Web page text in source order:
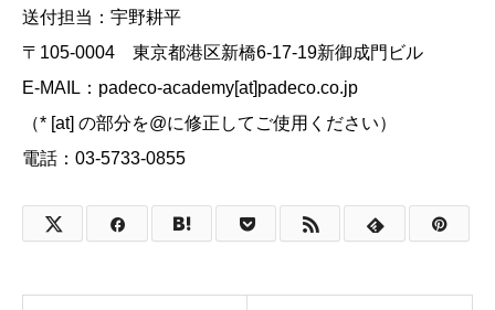
送付担当：宇野耕平
〒105-0004 東京都港区新橋6-17-19新御成門ビル
E-MAIL：padeco-academy[at]padeco.co.jp
（* [at] の部分を@に修正してご使用ください）
電話：03-5733-0855